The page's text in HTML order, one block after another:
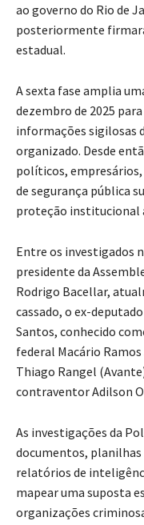
ao governo do Rio de
posteriormente
estadual.
A sexta fase amplia
dezembro de 2025
informações sigilosas
organizado. Desde
políticos,
de segurança pública
proteção institucional
Entre os investigados
presidente da
Rodrigo Bacellar,
cassado, o ex-
Santos, conhecido
federal Macário
Thiago Rangel
contraventor Adilson
As investigações da
documentos,
relatórios de
mapear uma suposta
organizações